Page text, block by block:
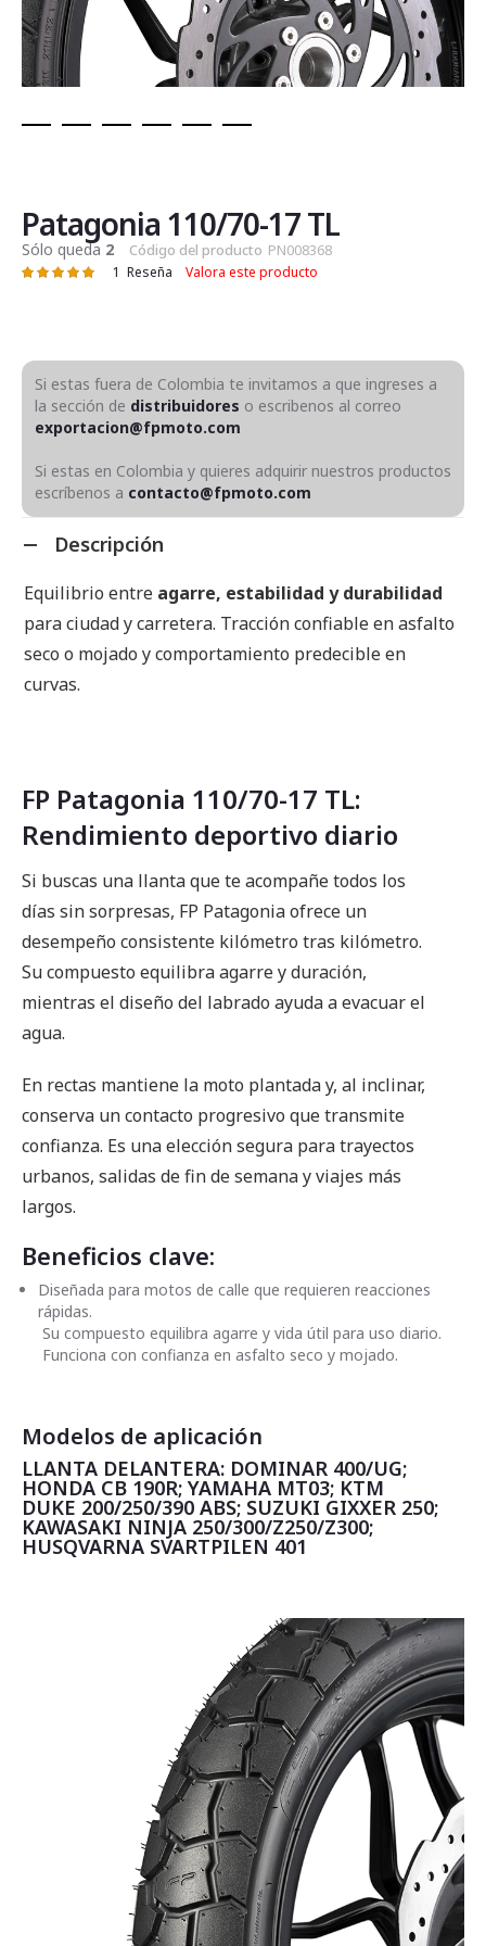
de
la
galería
de
Patagonia 110/70-17 TL
Sólo queda 2 Código del producto PN008368
Valoración: 1 Reseña Valora este producto
Si estas fuera de Colombia te invitamos a que ingreses a
la sección de distribuidores o escribenos al correo
exportacion@fpmoto.com
Si estas en Colombia y quieres adquirir nuestros productos
escríbenos a contacto@fpmoto.com
Descripción
Equilibrio entre agarre, estabilidad y durabilidad
para ciudad y carretera. Tracción confiable en asfalto
seco o mojado y comportamiento predecible en
curvas.
FP Patagonia 110/70-17 TL:
Rendimiento deportivo diario
Si buscas una llanta que te acompañe todos los
días sin sorpresas, FP Patagonia ofrece un
desempeño consistente kilómetro tras kilómetro.
Su compuesto equilibra agarre y duración,
mientras el diseño del labrado ayuda a evacuar el
agua.
En rectas mantiene la moto plantada y, al inclinar,
conserva un contacto progresivo que transmite
confianza. Es una elección segura para trayectos
urbanos, salidas de fin de semana y viajes más
largos.
Beneficios clave:
Diseñada para motos de calle que requieren reacciones
rápidas.
Su compuesto equilibra agarre y vida útil para uso diario.
Funciona con confianza en asfalto seco y mojado.
Modelos de aplicación
LLANTA DELANTERA: DOMINAR 400/UG;
HONDA CB 190R; YAMAHA MT03; KTM
DUKE 200/250/390 ABS; SUZUKI GIXXER 250;
KAWASAKI NINJA 250/300/Z250/Z300;
HUSQVARNA SVARTPILEN 401